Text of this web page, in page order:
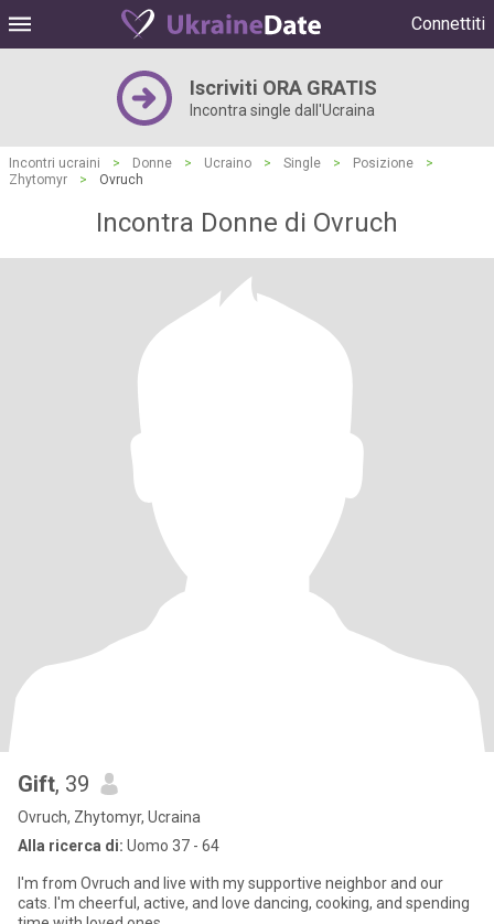
Connettiti
Iscriviti ORA GRATIS
Incontra single dall'Ucraina
Incontri ucraini > Donne > Ucraino > Single > Posizione
>
Zhytomyr
> Ovruch
Incontra Donne di Ovruch
Gift, 39
Ovruch, Zhytomyr, Ucraina
Alla ricerca di: Uomo 37 - 64
I'm from Ovruch and live with my supportive neighbor and our
cats. I'm cheerful, active, and love dancing, cooking, and spending